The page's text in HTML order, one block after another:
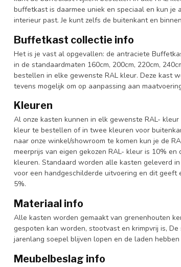
buffetkast is daarmee uniek en speciaal en kun je
interieur past. Je kunt zelfs de buitenkant en
Buffetkast collectie info
Het is je vast al opgevallen: de antraciete
in de standaardmaten 160cm, 200cm, 220cm,
bestellen in elke gewenste RAL kleur. Deze kast
tevens mogelijk om op aanpassing aan
Kleuren
Al onze kasten kunnen in elk gewenste RAL-
kleur te bestellen of in twee kleuren voor
naar onze winkel/showroom te komen kun je de
meerprijs van eigen gekozen RAL- kleur is 10%
kleuren. Standaard worden alle kasten geleverd
voor een handgeschilderde uitvoering en dit
5%.
Materiaal info
Alle kasten worden gemaakt van grenenhouten
gespoten kan worden, stootvast en krimpvrij is,
jarenlang soepel blijven lopen en de laden
Meubelbeslag info